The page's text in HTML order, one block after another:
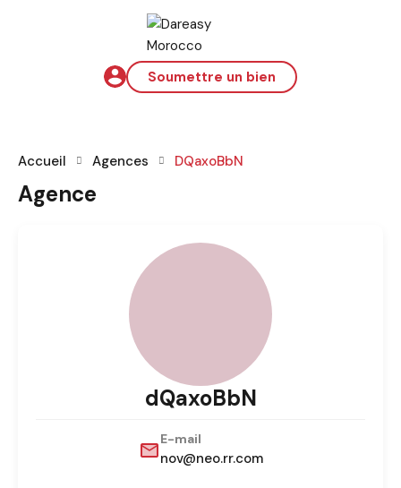
Soumettre un bien
Accueil Agences DQaxoBbN
Agence
dQaxoBbN
E-mail
nov@neo.rr.com